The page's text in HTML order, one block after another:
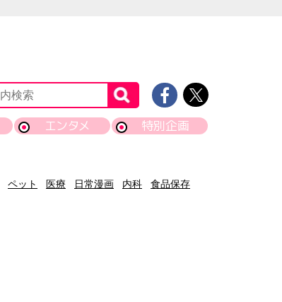
エンタメ 特別企画
ペット 医療 日常漫画 内科
食品保存